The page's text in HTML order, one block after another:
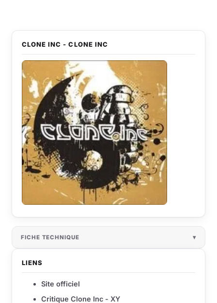
CLONE INC - CLONE INC
FICHE TECHNIQUE
LIENS
Site officiel
Critique Clone Inc - XY